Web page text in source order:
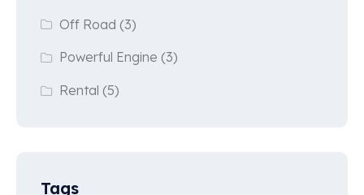
Off Road (3)
Powerful Engine (3)
Rental (5)
Tags